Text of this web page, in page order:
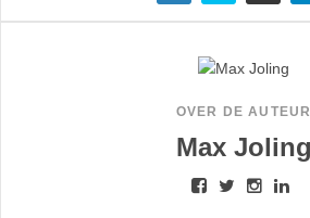
OVER DE AUTEUR
Max Joling